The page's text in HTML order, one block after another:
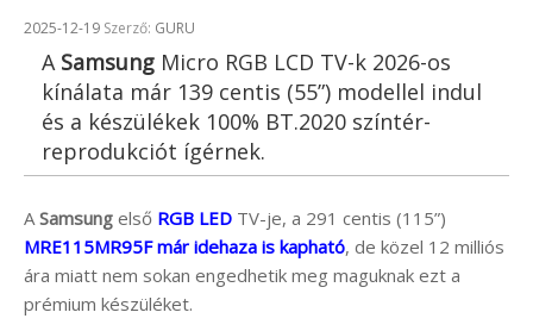
Beküldve:
2025-12-19 Szerző: GURU
A Samsung Micro RGB LCD TV-k 2026-os
kínálata már 139 centis (55”) modellel indul
és a készülékek 100% BT.2020 színtér-
reprodukciót ígérnek.
A Samsung első RGB LED TV-je, a 291 centis (115”)
MRE115MR95F már idehaza is kapható, de közel 12 milliós
ára miatt nem sokan engedhetik meg maguknak ezt a
prémium készüléket.